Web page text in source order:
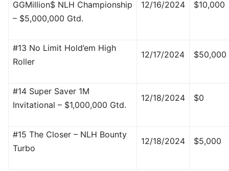
GGMillion$ NLH Championship
– $5,000,000 Gtd.
12/16/2024 $10,000
#13 No Limit Hold’em High
Roller
12/17/2024 $50,000
#14 Super Saver 1M
Invitational – $1,000,000 Gtd.
12/18/2024 $0
#15 The Closer – NLH Bounty
Turbo
12/18/2024 $5,000